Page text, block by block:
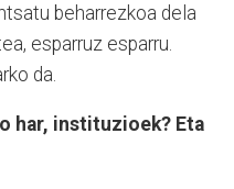
beharrezkoa dela
esparruz esparru.
da.
har, instituzioek? Eta